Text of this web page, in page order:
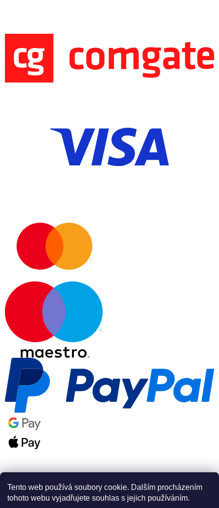
Tento web používá soubory cookie. Dalším procházením
tohoto webu vyjadřujete souhlas s jejich používáním.
Vytvořil Shoptet Premium